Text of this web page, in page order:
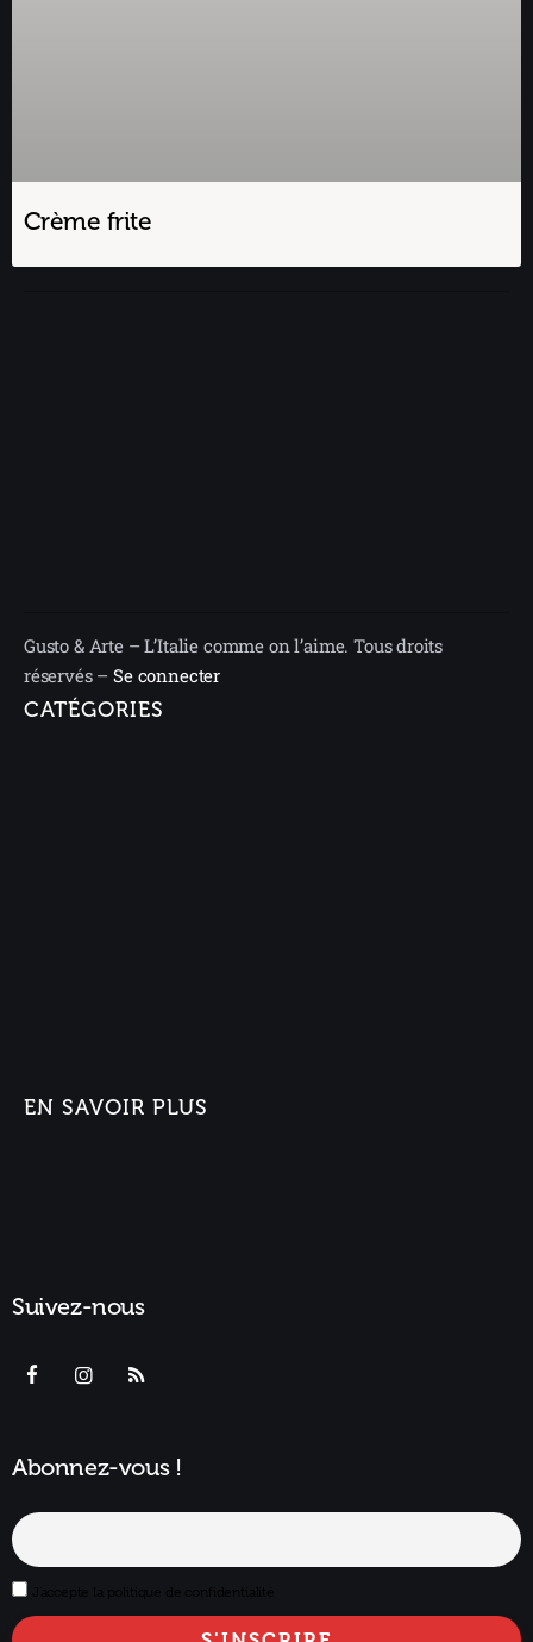
Crème frite
Gusto & Arte – L’Italie comme on l’aime. Tous droits
réservés –Se connecter
CATÉGORIES
EN SAVOIR PLUS
Suivez-nous
Abonnez-vous !
J'accepte la politique de confidentialité